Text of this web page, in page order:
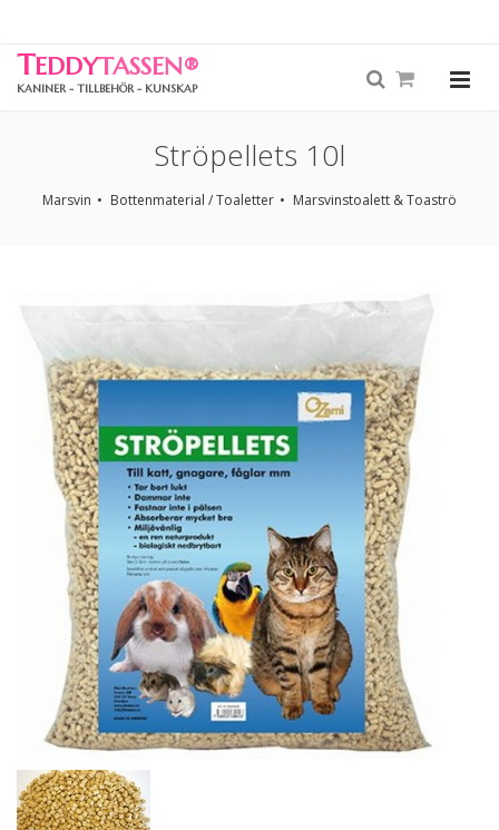
TEDDYTASSEN®
KANINER - TILLBEHÖR - KUNSKAP
Ströpellets 10l
Marsvin Bottenmaterial / Toaletter Marsvinstoalett & Toaströ